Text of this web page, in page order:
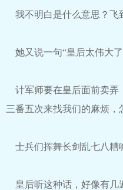
我不明白是什么意思？
她又说一句“皇后太伟大
计军师要在皇后面前卖弄
三番五次来找我们的麻烦，
士兵们挥舞长剑乱七八糟
皇后听这种话，好像有几